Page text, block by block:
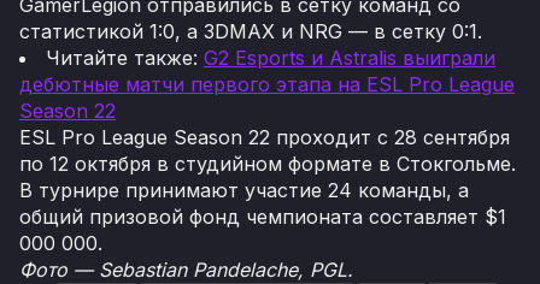
GamerLegion отправились в сетку команд со
статистикой 1:0, а 3DMAX и NRG — в сетку 0:1.
Читайте также: G2 Esports и Astralis выиграли
дебютные матчи первого этапа на ESL Pro League
Season 22
ESL Pro League Season 22 проходит с 28 сентября
по 12 октября в студийном формате в Стокгольме.
В турнире принимают участие 24 команды, а
общий призовой фонд чемпионата составляет $1
000 000.
Фото — Sebastian Pandelache, PGL.